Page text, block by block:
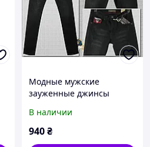
Модные мужские
зауженные джинсы
2022
В наличии
940₴